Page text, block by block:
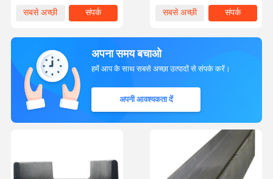
सबसे अच्छी
संपर्क
सबसे अच्छी
संपर्क
अपना समय बचाओ
हमें आप के साथ सबसे अच्छा उत्पादों से संपर्क करें।
अपनी आवश्यकता दें